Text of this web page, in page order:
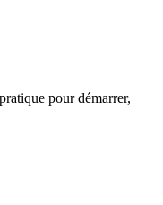
pour démarrer,